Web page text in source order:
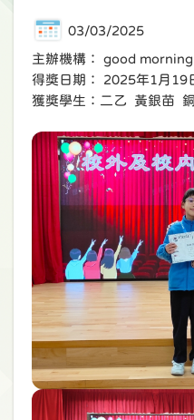
03/03/2025
主辦機構： good morning
得獎日期： 2025年1月19
獲獎學生：二乙 黃銀